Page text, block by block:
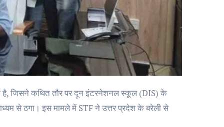
से ठगा। इस मामले में STF ने उत्तर प्रदेश के बरेली से